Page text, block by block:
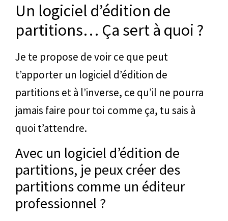
Un logiciel d’édition de
partitions… Ça sert à quoi ?
Je te propose de voir ce que peut
t’apporter un logiciel d’édition de
partitions et à l’inverse, ce qu’il ne pourra
jamais faire pour toi comme ça, tu sais à
quoi t’attendre.
Avec un logiciel d’édition de
partitions, je peux créer des
partitions comme un éditeur
professionnel ?